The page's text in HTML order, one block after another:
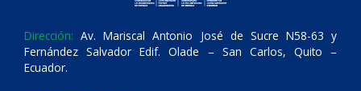
Dirección: Av. Mariscal Antonio José de Sucre N58-63 y
Fernández Salvador Edif. Olade – San Carlos, Quito –
Ecuador.